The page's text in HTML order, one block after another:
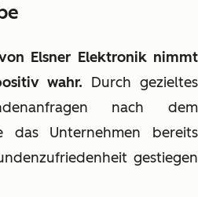
Elsner Elektronik nimmt
wahr. Durch gezieltes
nach dem
das Unternehmen bereits
gestiegen